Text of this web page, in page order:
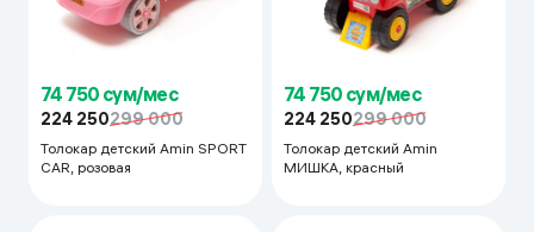
74 750 сум/мес
224 250299 000
Толокар детский Amin SPORT
CAR, розовая
74 750 сум/мес
224 250299 000
Толокар детский Amin
МИШКА, красный